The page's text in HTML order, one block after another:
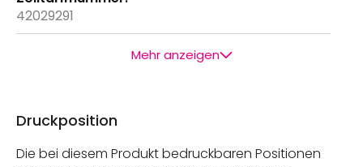
42029291
Mehr anzeigen
Druckposition
Die bei diesem Produkt bedruckbaren Positionen